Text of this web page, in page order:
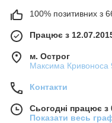
100% позитивних з
Працює з
м. Острог
Максима Кривоноса
Контакти
Сьогодні працює з
Показати весь